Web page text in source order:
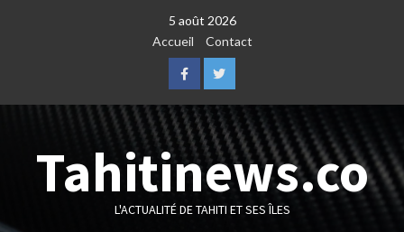
5 août 2026
Accueil
Contact
FacebookTwitter
Tahitinews.co
L'ACTUALITÉ DE TAHITI ET SES ÎLES